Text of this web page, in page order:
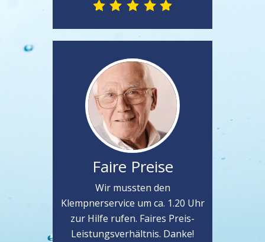
Faire Preise
Wir mussten den
Klempnerservice um ca. 1.20 Uhr
zur Hilfe rufen. Faires Preis-
Leistungsverhältnis. Danke!